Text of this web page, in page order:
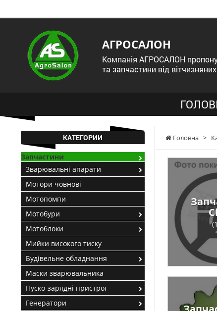
АГРОСАЛОН
Компанія АГРОСАЛОН
та запчастини від
Головна >
КАТЕГОРИИ
Запчастини
Зварювальні апарати
Мотори човнові
Мотопомпи
Мотобури
Мотоблоки
Мийки високого тиску
Будівельне обладнання
Маски зварювальника
Пуско-зарядні пристрої
Генератори